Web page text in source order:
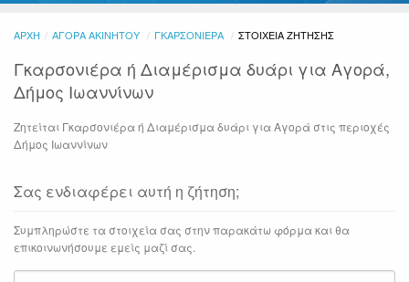
ΑΡΧΉ ΑΓΟΡΆ ΑΚΙΝΉΤΟΥ ΓΚΑΡΣΟΝΙΈΡΑ ΤΡΈΧΟΥΣΑ:
ΣΤΟΙΧΕΊΑ ΖΉΤΗΣΗΣ
Γκαρσονιέρα ή Διαμέρισμα δυάρι για Αγορά,
Δήμος Ιωαννίνων
Ζητείται Γκαρσονιέρα ή Διαμέρισμα δυάρι για Αγορά στις περιοχές
Δήμος Ιωαννίνων
Σας ενδιαφέρει αυτή η ζήτηση;
Συμπληρώστε τα στοιχεία σας στην παρακάτω φόρμα και θα
επικοινωνήσουμε εμείς μαζί σας.